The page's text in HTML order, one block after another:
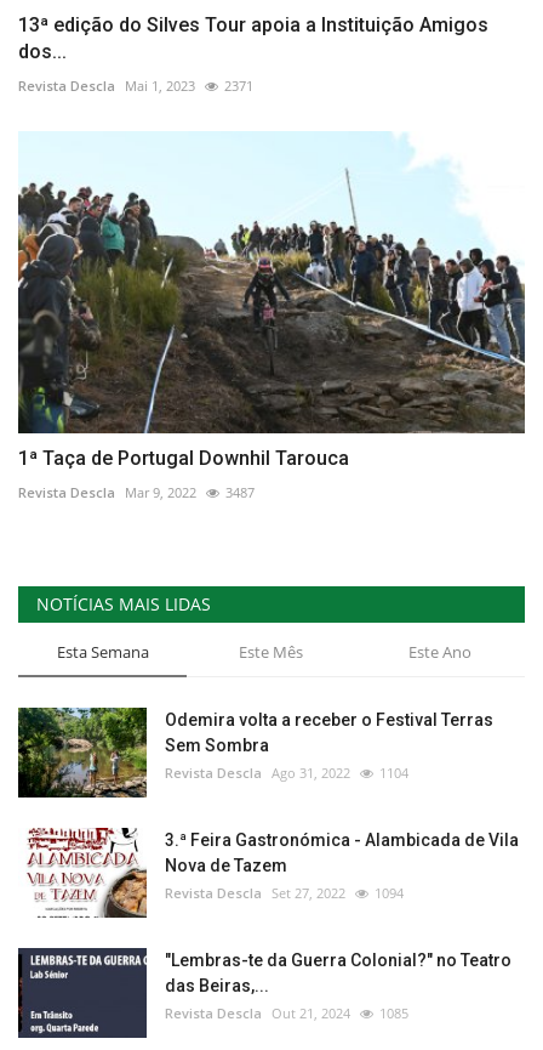
13ª edição do Silves Tour apoia a Instituição Amigos
dos...
Revista Descla Mai 1, 2023 2371
1ª Taça de Portugal Downhil Tarouca
Revista Descla Mar 9, 2022 3487
NOTÍCIAS MAIS LIDAS
Esta Semana Este Mês Este Ano
Odemira volta a receber o Festival Terras
Sem Sombra
Revista Descla Ago 31, 2022 1104
3.ª Feira Gastronómica - Alambicada de Vila
Nova de Tazem
Revista Descla Set 27, 2022 1094
"Lembras-te da Guerra Colonial?" no Teatro
das Beiras,...
Revista Descla Out 21, 2024 1085